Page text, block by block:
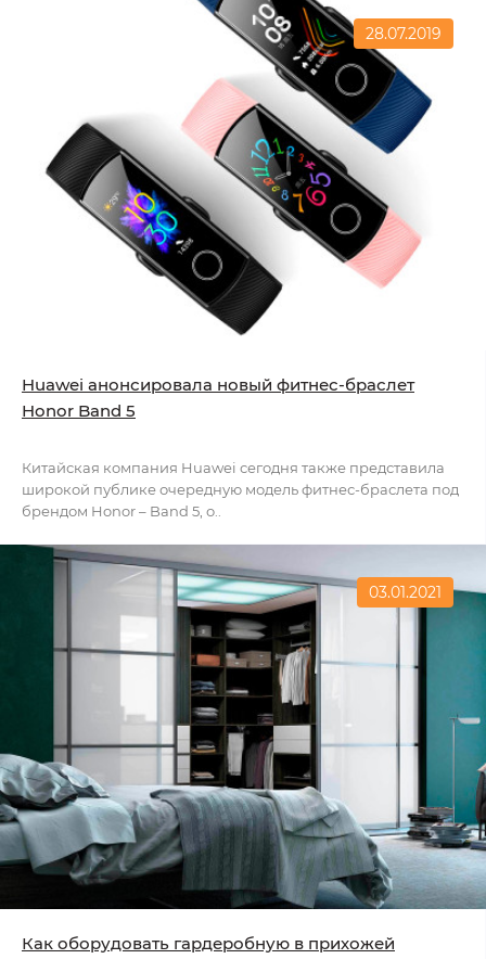
28.07.2019
Huawei анонсировала новый фитнес-браслет
Honor Band 5
Китайская компания Huawei сегодня также представила
широкой публике очередную модель фитнес-браслета под
брендом Honor – Band 5, о..
03.01.2021
Как оборудовать гардеробную в прихожей